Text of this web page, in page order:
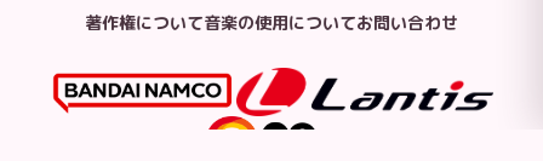
著作権について音楽の使用についてお問い合わせ